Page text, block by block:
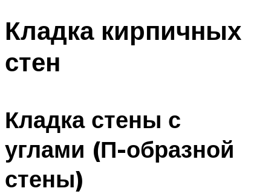
Кладка кирпичных
стен
Кладка стены с
углами (П-образной
стены)